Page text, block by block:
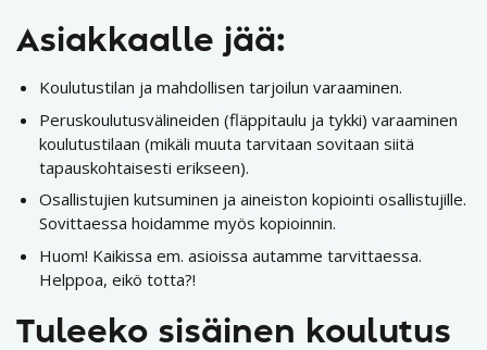
Asiakkaalle jää:
Koulutustilan ja mahdollisen tarjoilun varaaminen.
Peruskoulutusvälineiden (fläppitaulu ja tykki) varaaminen
koulutustilaan (mikäli muuta tarvitaan sovitaan siitä
tapauskohtaisesti erikseen).
Osallistujien kutsuminen ja aineiston kopiointi osallistujille.
Sovittaessa hoidamme myös kopioinnin.
Huom! Kaikissa em. asioissa autamme tarvittaessa.
Helppoa, eikö totta?!
Tuleeko sisäinen koulutus